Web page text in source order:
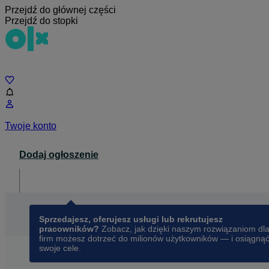
Przejdź do głównej części
Przejdź do stopki
Twoje konto
Dodaj ogłoszenie
Sprzedajesz, oferujesz usługi lub rekrutujesz
pracowników? Zobacz, jak dzięki naszym rozwiązaniom dla
firm możesz dotrzeć do milionów użytkowników — i osiągnąć
swoje cele.